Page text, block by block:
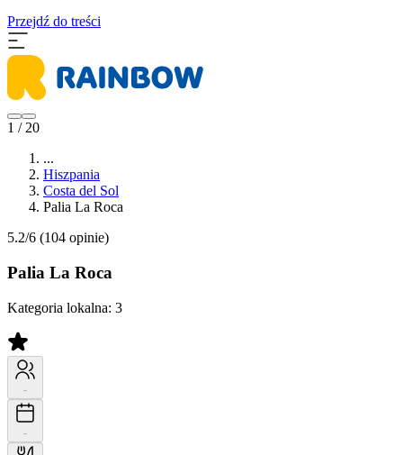
Przejdź do treści
1 / 20
...
Hiszpania
Costa del Sol
Palia La Roca
5.2/6 (104 opinie)
Palia La Roca
Kategoria lokalna: 3
-
-